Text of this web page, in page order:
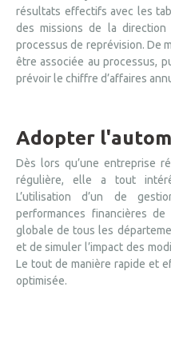
résultats effectifs avec les
des missions de la
processus de reprévision. De
être associée au processus,
prévoir le chiffre d’affaires
Adopter
Dès lors qu’une entreprise
régulière, elle a tout
L’utilisation d’un de
performances financières
globale de tous les
et de simuler l’impact des
Le tout de manière rapide et
optimisée.